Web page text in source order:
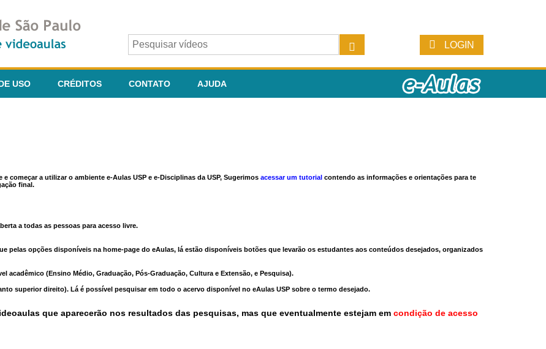
LOGIN
USO CRÉDITOS CONTATO AJUDA
começar a utilizar o ambiente e-Aulas USP e e-Disciplinas da USP, Sugerimos acessar um tutorial contendo as informações e orientações para te
final.
a todas as pessoas para acesso livre.
pelas opções disponíveis na home-page do eAulas, lá estão disponíveis botões que levarão os estudantes aos conteúdos desejados, organizados
acadêmico (Ensino Médio, Graduação, Pós-Graduação, Cultura e Extensão, e Pesquisa).
superior direito). Lá é possível pesquisar em todo o acervo disponível no eAulas USP sobre o termo desejado.
que aparecerão nos resultados das pesquisas, mas que eventualmente estejam em condição de acesso